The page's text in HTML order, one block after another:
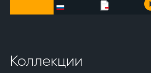
Коллекции